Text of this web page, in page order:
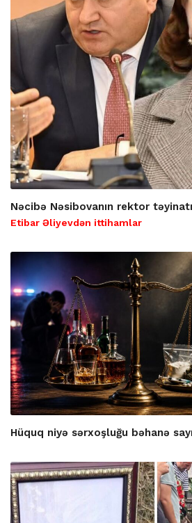
Nəcibə Nəsibovanın rektor
Etibar Əliyevdən ittihamlar
Hüquq niyə sərxoşluğu bəhanə